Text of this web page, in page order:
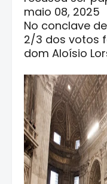
maio 08, 2025
No conclave
2/3 dos votos
dom Aloísio